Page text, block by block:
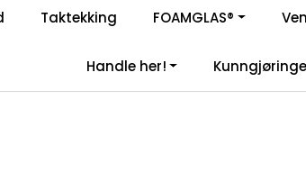
Enkelt kjøp, hentes i butikk
Taktekking FOAMGLAS®
Handle her!